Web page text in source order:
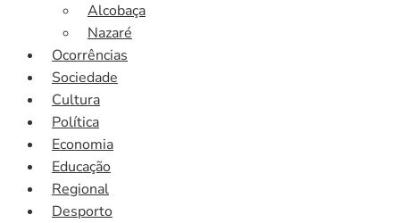
Alcobaça
Nazaré
Ocorrências
Sociedade
Cultura
Política
Economia
Educação
Regional
Desporto